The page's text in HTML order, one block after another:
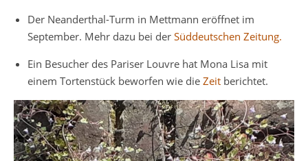
Der Neanderthal-Turm in Mettmann eröffnet im
September. Mehr dazu bei der Süddeutschen Zeitung.
Ein Besucher des Pariser Louvre hat Mona Lisa mit
einem Tortenstück beworfen wie die Zeit berichtet.